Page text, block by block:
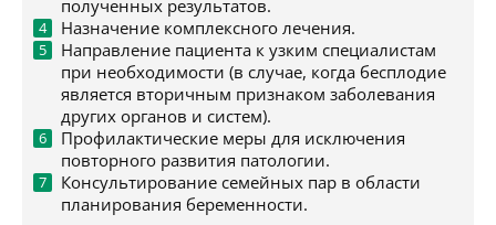
полученных результатов.
Назначение комплексного лечения.
Направление пациента к узким специалистам
при необходимости (в случае, когда бесплодие
является вторичным признаком заболевания
других органов и систем).
Профилактические меры для исключения
повторного развития патологии.
Консультирование семейных пар в области
планирования беременности.